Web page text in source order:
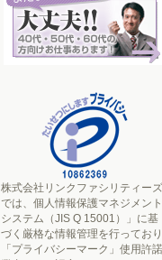
株式会社リンクファシリティーズ
では、個人情報保護マネジメント
システム（JIS Q 15001）」に基
づく厳格な情報管理を行っており
「プライバシーマーク」使用許諾